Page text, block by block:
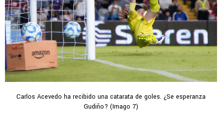
Carlos Acevedo ha recibido una catarata de goles. ¿Se esperanza
Gudiño? (Imago 7)